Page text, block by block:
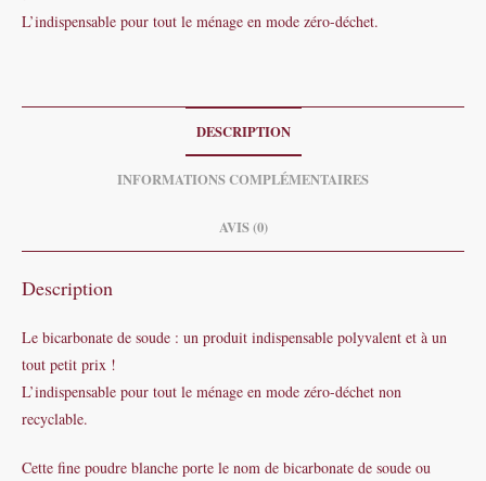
L’indispensable pour tout le ménage en mode zéro-déchet.
DESCRIPTION
INFORMATIONS COMPLÉMENTAIRES
AVIS (0)
Description
Le bicarbonate de soude : un produit indispensable polyvalent et à un
tout petit prix !
L’indispensable pour tout le ménage en mode zéro-déchet non
recyclable.
Cette fine poudre blanche porte le nom de bicarbonate de soude ou